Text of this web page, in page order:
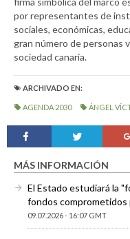
por representantes de
sociales, económicas,
gran número de personas
sociedad canaria.
ARCHIVADO EN:
AGENDA 2030 ÁNGEL
MÁS INFORMACIÓN
El Estado estudiará la
fondos comprometidos
09.07.2026 - 16:07 GMT